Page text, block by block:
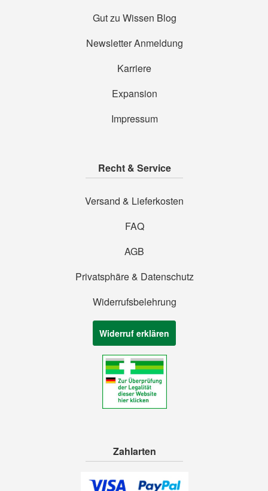
Gut zu Wissen Blog
Newsletter Anmeldung
Karriere
Expansion
Impressum
Recht & Service
Versand & Lieferkosten
FAQ
AGB
Privatsphäre & Datenschutz
Widerrufsbelehrung
Widerruf erklären
Zahlarten